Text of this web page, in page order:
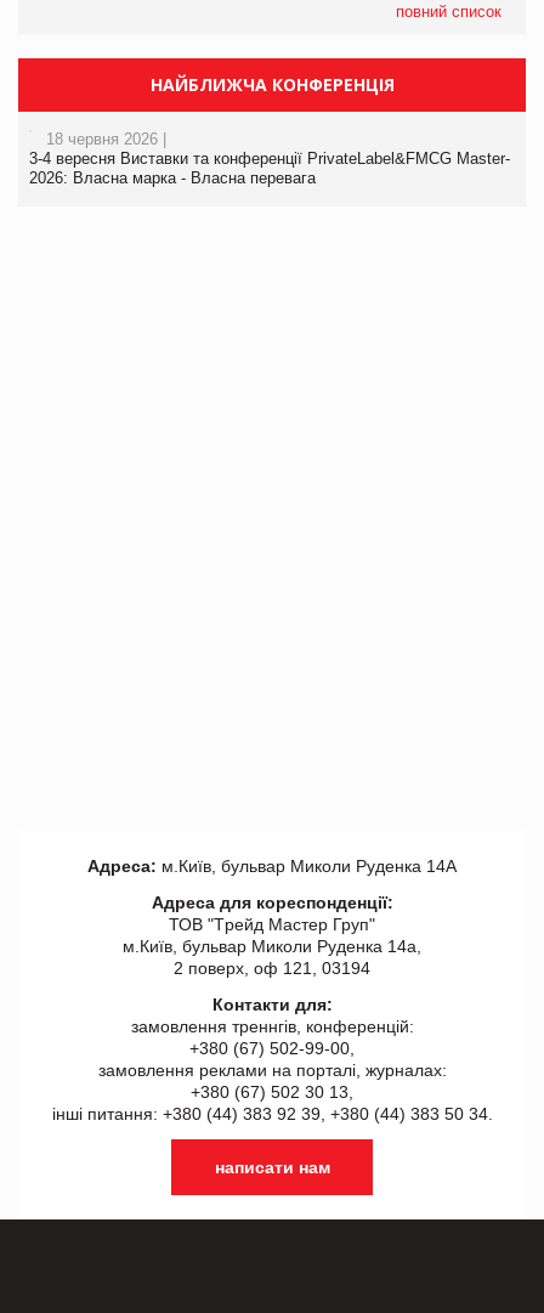
повний список
НАЙБЛИЖЧА КОНФЕРЕНЦІЯ
18 червня 2026 |
3-4 вересня Виставки та конференції PrivateLabel&FMCG Master-
2026: Власна марка - Власна перевага
Адреса: м.Київ, бульвар Миколи Руденка 14А
Адреса для кореспонденції:
ТОВ "Tрейд Мастер Груп"
м.Київ, бульвар Миколи Руденка 14а,
2 поверх, оф 121, 03194
Контакти для:
замовлення треннгів, конференцій:
+380 (67) 502-99-00,
замовлення реклами на порталі, журналах:
+380 (67) 502 30 13,
інші питання: +380 (44) 383 92 39, +380 (44) 383 50 34.
написати нам